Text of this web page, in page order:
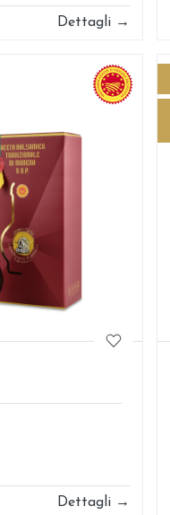
Dettagli →
Dettagli →